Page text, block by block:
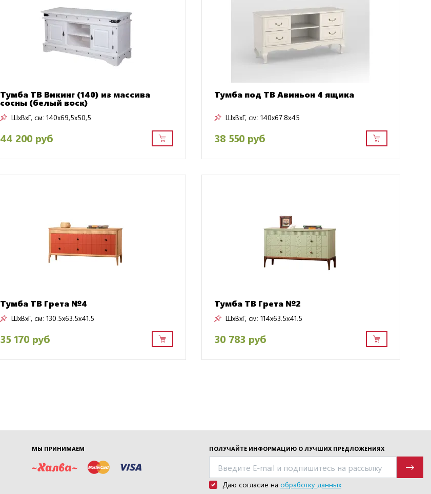
Тумба ТВ Викинг (140) из массива
сосны (белый воск)
ШxВxГ, см: 140x69,5x50,5
44 200 руб
Тумба под ТВ Авиньон 4 ящика
ШxВxГ, см: 140x67.8x45
38 550 руб
Тумба ТВ Грета №4
ШxВxГ, см: 130.5x63.5x41.5
35 170 руб
Тумба ТВ Грета №2
ШxВxГ, см: 114x63.5x41.5
30 783 руб
ПОЛУЧАЙТЕ ИНФОРМАЦИЮ О ЛУЧШИХ ПРЕДЛОЖЕНИЯХ
Даю согласие наобработку данных
МЫ ПРИНИМАЕМ